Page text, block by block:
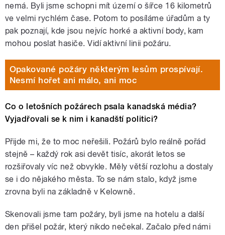
nemá. Byli jsme schopni mít území o šířce 16 kilometrů
ve velmi rychlém čase. Potom to posíláme úřadům a ty
pak poznají, kde jsou nejvíc horké a aktivní body, kam
mohou poslat hasiče. Vidí aktivní linii požáru.
Opakované požáry některým lesům prospívají.
Nesmí hořet ani málo, ani moc
Co o letošních požárech psala kanadská média?
Vyjadřovali se k nim i kanadští politici?
Přijde mi, že to moc neřešili. Požárů bylo reálně pořád
stejně – každý rok asi devět tisíc, akorát letos se
rozšiřovaly víc než obvykle. Měly větší rozlohu a dostaly
se i do nějakého města. To se nám stalo, když jsme
zrovna byli na základně v Kelowně.
Skenovali jsme tam požáry, byli jsme na hotelu a další
den přišel požár, který nikdo nečekal. Začalo před námi